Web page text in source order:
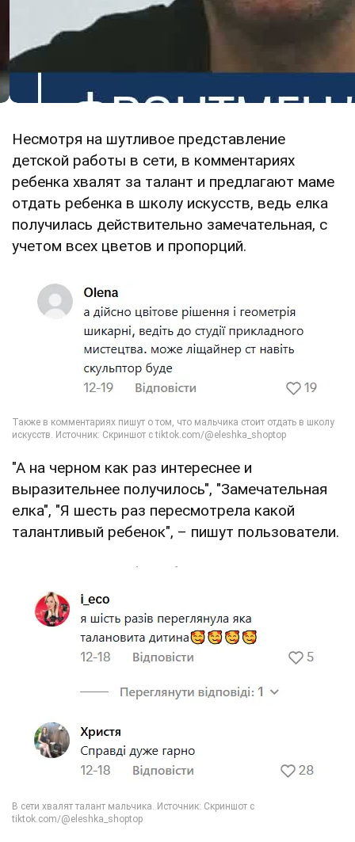
Несмотря на шутливое представление
детской работы в сети, в комментариях
ребенка хвалят за талант и предлагают маме
отдать ребенка в школу искусств, ведь елка
получилась действительно замечательная, с
учетом всех цветов и пропорций.
"А на черном как раз интереснее и
выразительнее получилось", "Замечательная
елка", "Я шесть раз пересмотрела какой
талантливый ребенок", – пишут пользователи.